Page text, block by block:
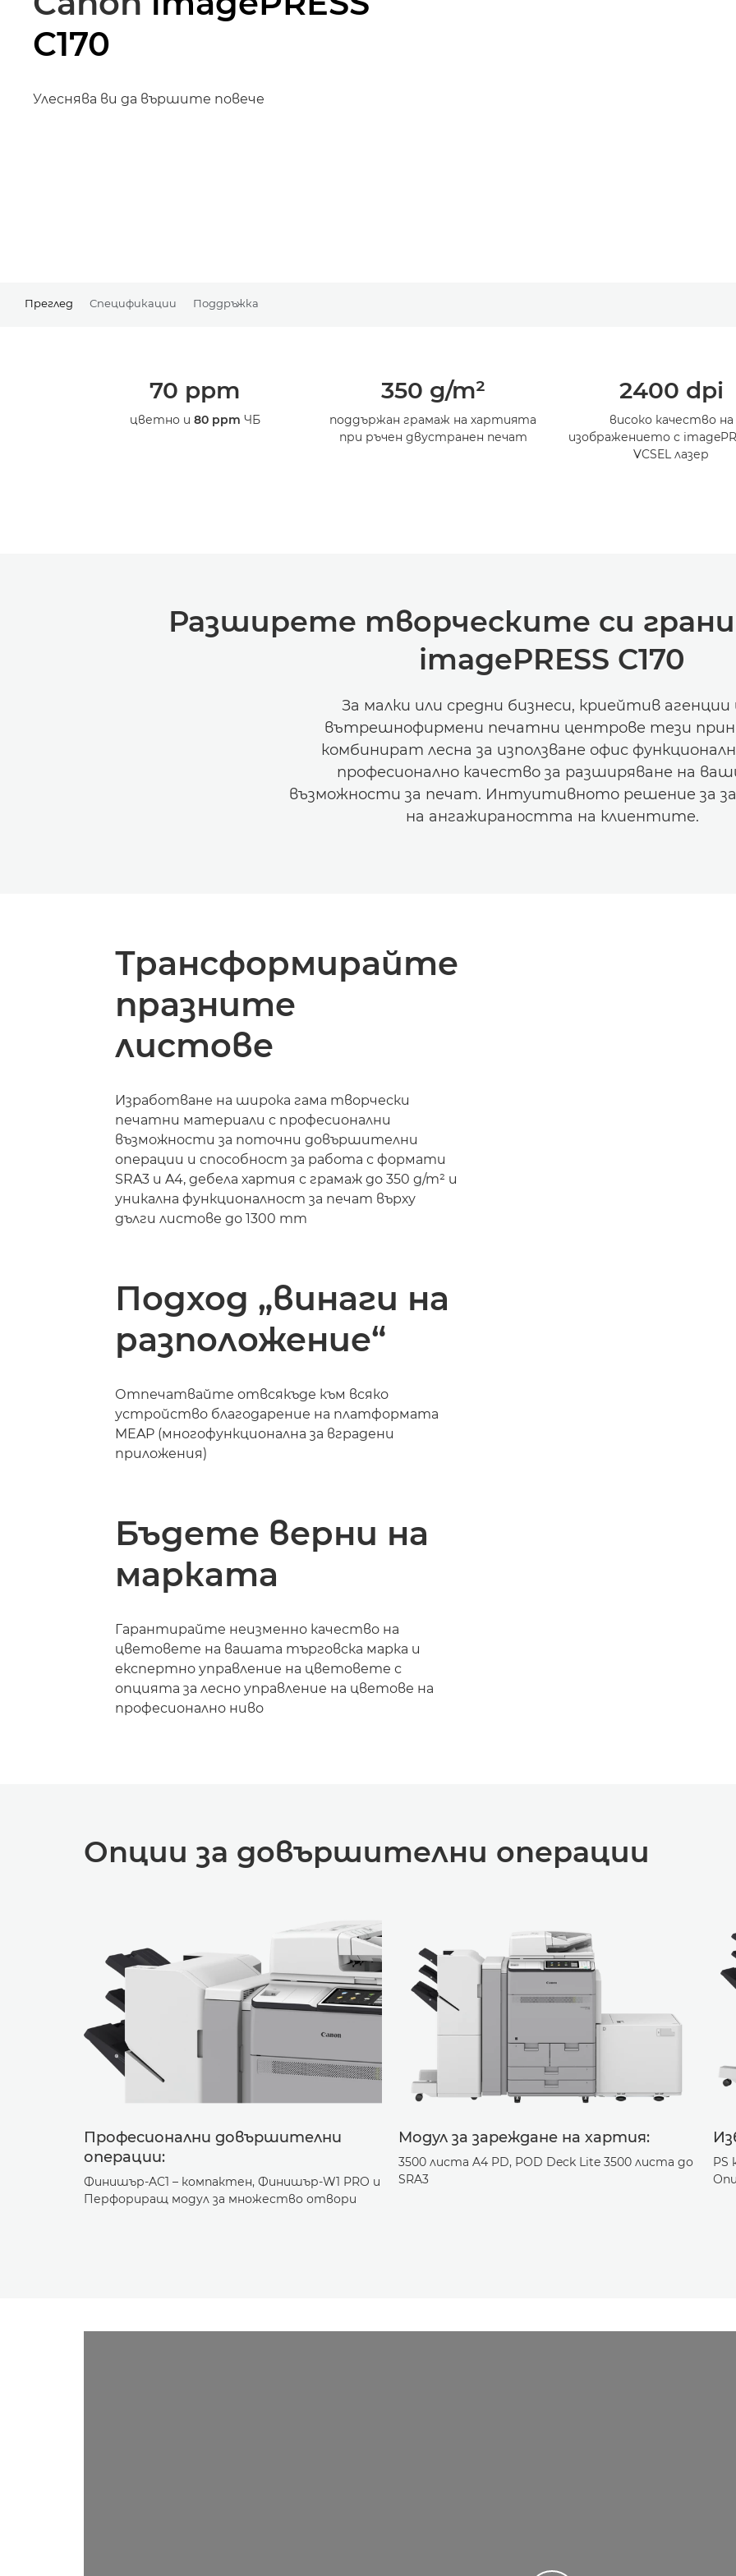
C170
Улеснява ви да вършите повече
Преглед Спецификации Поддръжка
70 ppm
цветно и 80 ppm ЧБ
350 g/m²
поддържан грамаж на хартията
при ръчен двустранен печат
2400 dpi
високо качество на
изображението с
VCSEL лазер
Разширете творческите си
imagePRESS C170
За малки или средни бизнеси, криейтив агенции
вътрешнофирмени печатни центрове тези
комбинират лесна за използване офис
професионално качество за разширяване на
възможности за печат. Интуитивното решение за
на ангажираността на клиентите.
Трансформирайте
празните
листове
Изработване на широка гама творчески
печатни материали с професионални
възможности за поточни довършителни
операции и способност за работа с формати
SRA3 и A4, дебела хартия с грамаж до 350 g/m² и
уникална функционалност за печат върху
дълги листове до 1300 mm
Подход „винаги на
разположение“
Отпечатвайте отвсякъде към всяко
устройство благодарение на платформата
MEAP (многофункционална за вградени
приложения)
Бъдете верни на
марката
Гарантирайте неизменно качество на
цветовете на вашата търговска марка и
експертно управление на цветовете с
опцията за лесно управление на цветове на
професионално ниво
Опции за довършителни операции
Професионални довършителни
операции:
Финишър-AC1 – компактен, Финишър-W1 PRO и
Перфориращ модул за множество отвори
Модул за зареждане на хартия:
3500 листа A4 PD, POD Deck Lite 3500 листа до
SRA3
PS